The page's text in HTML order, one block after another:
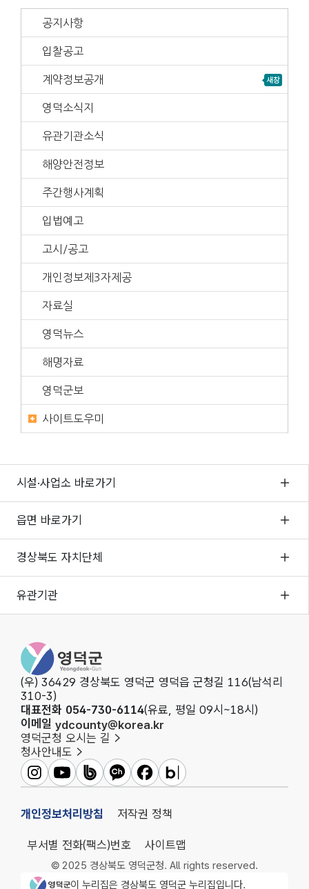
공지사항
입찰공고
계약정보공개
영덕소식지
유관기관소식
해양안전정보
주간행사계획
입법예고
고시/공고
개인정보제3자제공
자료실
영덕뉴스
해명자료
영덕군보
사이트도우미
시설·사업소 바로가기
읍면 바로가기
경상북도 자치단체
유관기관
영덕군청
(우) 36429 경상북도 영덕군 영덕읍 군청길 116(남석리
310-3)
대표전화 054-730-6114(유료, 평일 09시~18시)
이메일 ydcounty@korea.kr
영덕군청 오시는 길
청사안내도
영덕군인스타그램
영덕군유튜브영덕군밴드영덕군카카오채널
영덕군페이스북
영덕군블로그
개인정보처리방침 저작권 정책
부서별 전화(팩스)번호 사이트맵
© 2025 경상북도 영덕군청. All rights reserved.
영덕군청 로고이 누리집은 경상북도 영덕군 누리집입니다.